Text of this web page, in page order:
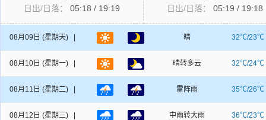
日出/日落：
05:18 / 19:19
日出/日落：
05:19 / 19:18
08月09日 (星期天) | 晴 32℃/23℃
08月10日 (星期一) | 晴转多云 32℃/24℃
08月11日 (星期二) | 雷阵雨 35℃/26℃
08月12日 (星期三) | 中雨转大雨 36℃/23℃